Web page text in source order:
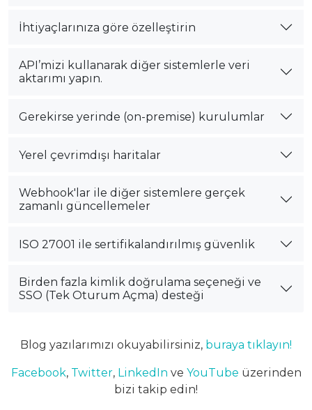
İhtiyaçlarınıza göre özelleştirin
API’mizi kullanarak diğer sistemlerle veri
aktarımı yapın.
Gerekirse yerinde (on-premise) kurulumlar
Yerel çevrimdışı haritalar
Webhook'lar ile diğer sistemlere gerçek
zamanlı güncellemeler
ISO 27001 ile sertifikalandırılmış güvenlik
Birden fazla kimlik doğrulama seçeneği ve
SSO (Tek Oturum Açma) desteği
Blog yazılarımızı okuyabilirsiniz, buraya tıklayın!
Facebook, Twitter, LinkedIn ve YouTube üzerinden
bizi takip edin!